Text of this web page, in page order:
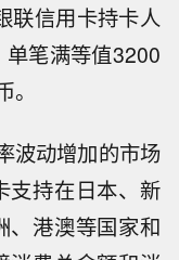
联信用卡持卡人
笔满等值3200
波动增加的市场
支持在日本、新
、港澳等国家和